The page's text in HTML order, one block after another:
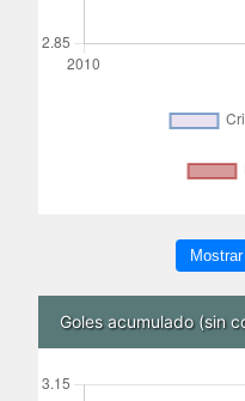
Goles acumulado (sin